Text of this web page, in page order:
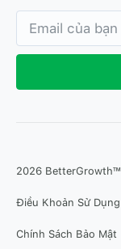
2026 BetterGrowth™
Điều Khoản Sử Dụng
Chính Sách Bảo Mật